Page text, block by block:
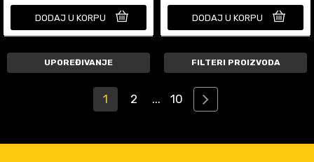
DODAJ U KORPU DODAJ U KORPU
UPOREĐIVANJE FILTERI PROIZVODA
1 2 ... 10